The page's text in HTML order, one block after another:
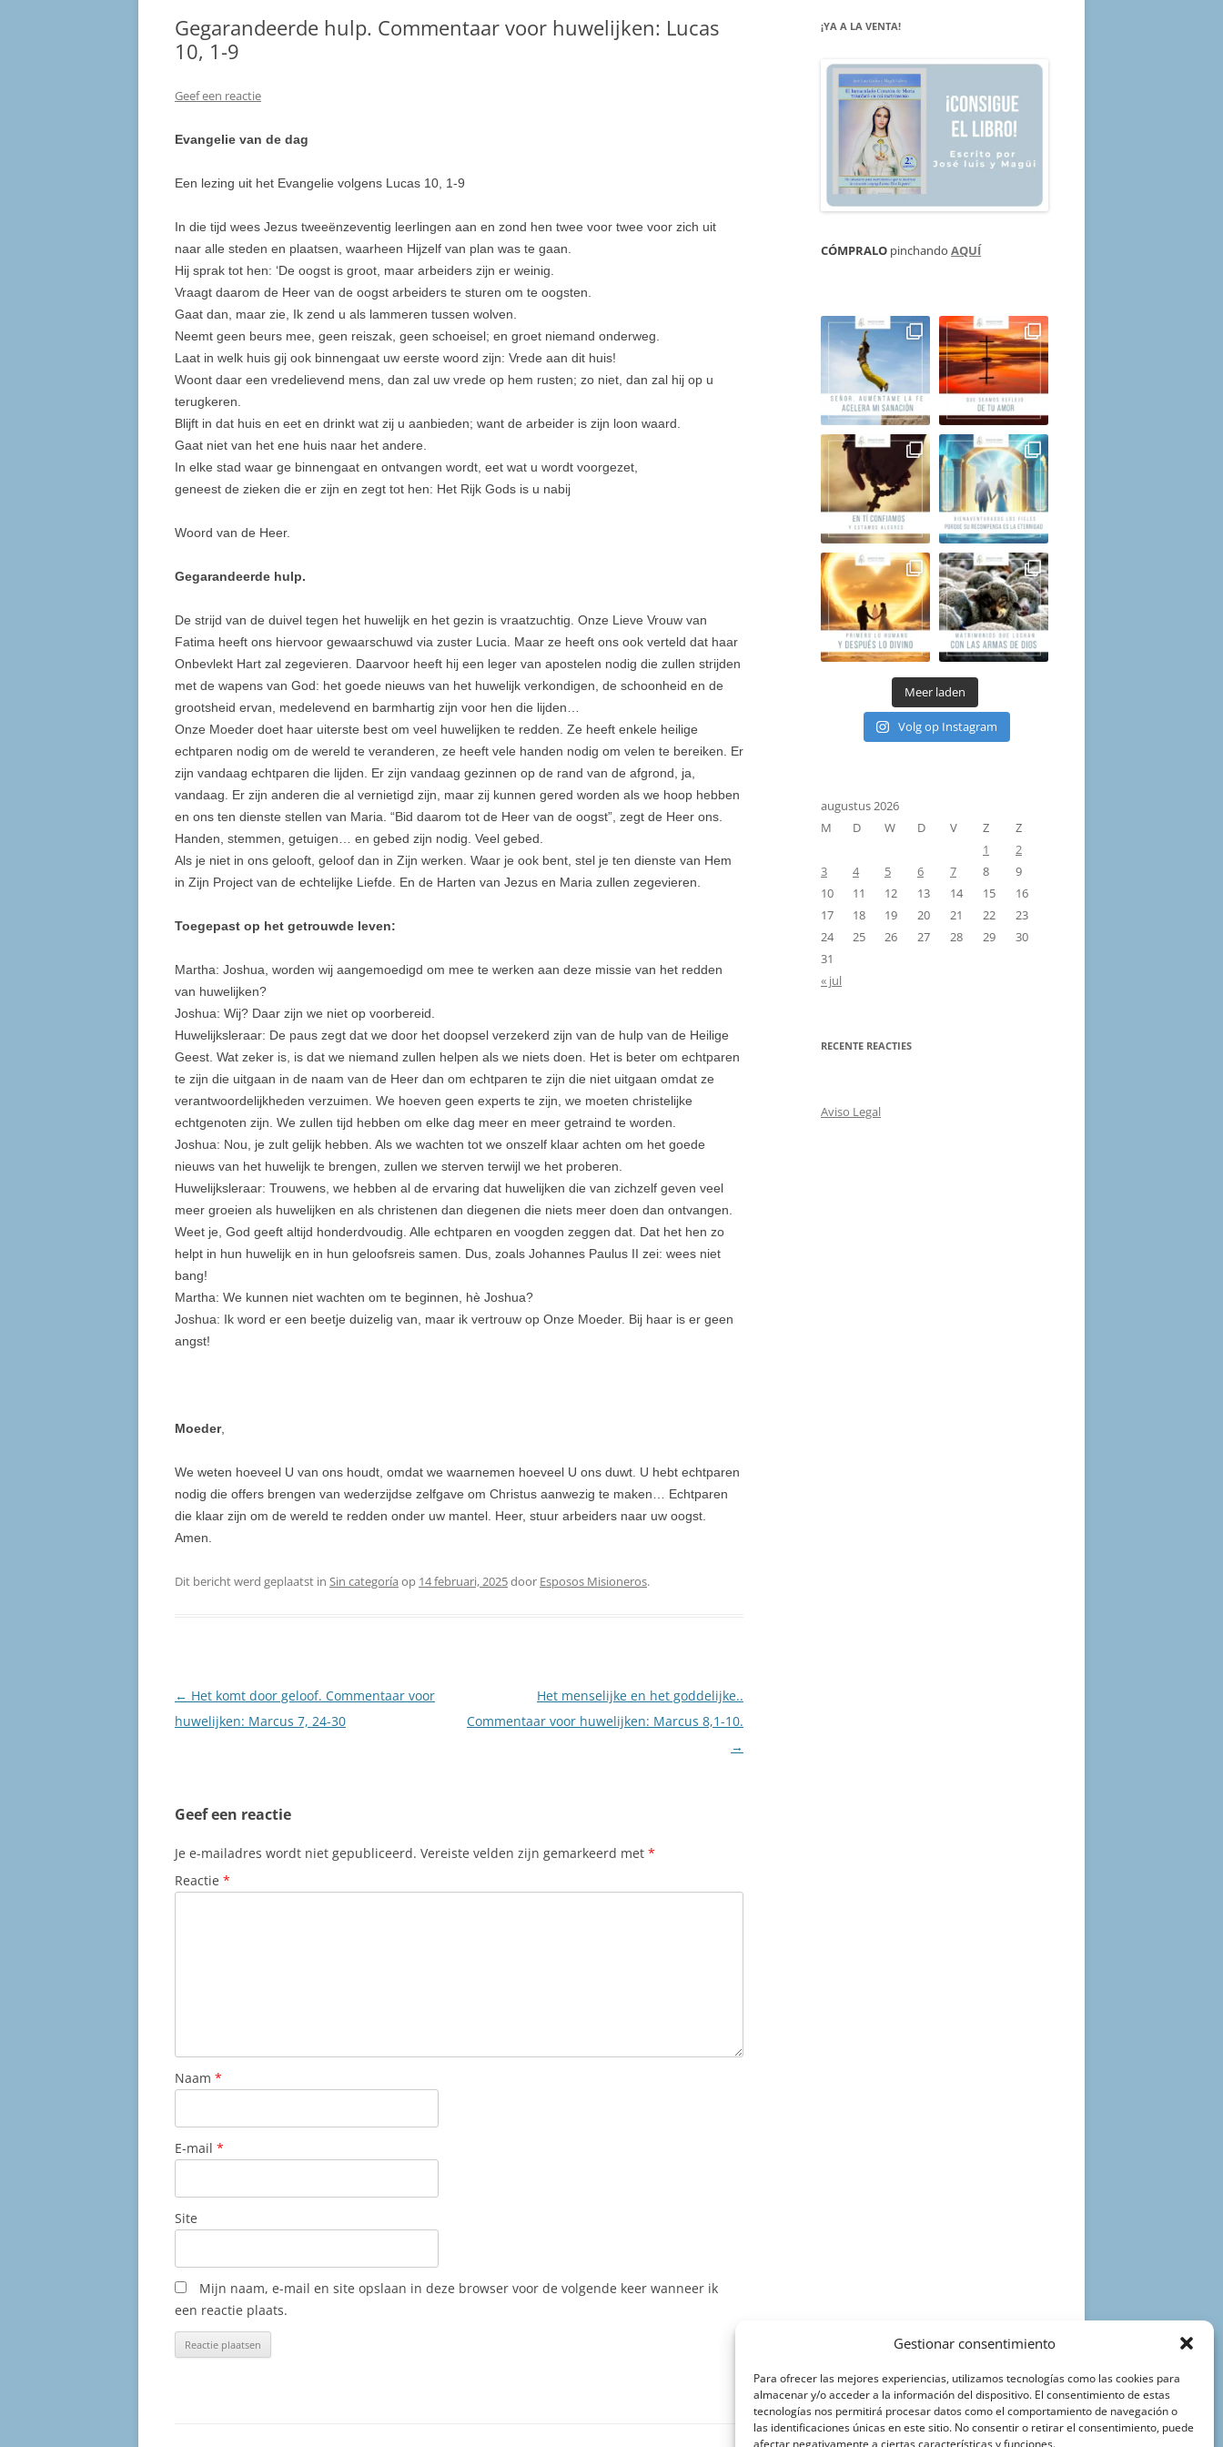
Gestionar consentimiento
Para ofrecer las mejores experiencias, utilizamos tecnologías como las cookies para
almacenar y/o acceder a la información del dispositivo. El consentimiento de estas
tecnologías nos permitirá procesar datos como el comportamiento de navegación o
las identificaciones únicas en este sitio. No consentir o retirar el consentimiento, puede
afectar negativamente a ciertas características y funciones.
Gegarandeerde hulp. Commentaar voor huwelijken: Lucas
10, 1-9
Geef een reactie
Evangelie van de dag
Een lezing uit het Evangelie volgens Lucas 10, 1-9
In die tijd wees Jezus tweeënzeventig leerlingen aan en zond hen twee voor twee voor zich uit
naar alle steden en plaatsen, waarheen Hijzelf van plan was te gaan.
Hij sprak tot hen: ‘De oogst is groot, maar arbeiders zijn er weinig.
Vraagt daarom de Heer van de oogst arbeiders te sturen om te oogsten.
Gaat dan, maar zie, Ik zend u als lammeren tussen wolven.
Neemt geen beurs mee, geen reiszak, geen schoeisel; en groet niemand onderweg.
Laat in welk huis gij ook binnengaat uw eerste woord zijn: Vrede aan dit huis!
Woont daar een vredelievend mens, dan zal uw vrede op hem rusten; zo niet, dan zal hij op u
terugkeren.
Blijft in dat huis en eet en drinkt wat zij u aanbieden; want de arbeider is zijn loon waard.
Gaat niet van het ene huis naar het andere.
In elke stad waar ge binnengaat en ontvangen wordt, eet wat u wordt voorgezet,
geneest de zieken die er zijn en zegt tot hen: Het Rijk Gods is u nabij
Woord van de Heer.
Gegarandeerde hulp.
De strijd van de duivel tegen het huwelijk en het gezin is vraatzuchtig. Onze Lieve Vrouw van
Fatima heeft ons hiervoor gewaarschuwd via zuster Lucia. Maar ze heeft ons ook verteld dat haar
Onbevlekt Hart zal zegevieren. Daarvoor heeft hij een leger van apostelen nodig die zullen strijden
met de wapens van God: het goede nieuws van het huwelijk verkondigen, de schoonheid en de
grootsheid ervan, medelevend en barmhartig zijn voor hen die lijden…
Onze Moeder doet haar uiterste best om veel huwelijken te redden. Ze heeft enkele heilige
echtparen nodig om de wereld te veranderen, ze heeft vele handen nodig om velen te bereiken. Er
zijn vandaag echtparen die lijden. Er zijn vandaag gezinnen op de rand van de afgrond, ja,
vandaag. Er zijn anderen die al vernietigd zijn, maar zij kunnen gered worden als we hoop hebben
en ons ten dienste stellen van Maria. “Bid daarom tot de Heer van de oogst”, zegt de Heer ons.
Handen, stemmen, getuigen… en gebed zijn nodig. Veel gebed.
Als je niet in ons gelooft, geloof dan in Zijn werken. Waar je ook bent, stel je ten dienste van Hem
in Zijn Project van de echtelijke Liefde. En de Harten van Jezus en Maria zullen zegevieren.
Toegepast op het getrouwde leven:
Martha: Joshua, worden wij aangemoedigd om mee te werken aan deze missie van het redden
van huwelijken?
Joshua: Wij? Daar zijn we niet op voorbereid.
Huwelijksleraar: De paus zegt dat we door het doopsel verzekerd zijn van de hulp van de Heilige
Geest. Wat zeker is, is dat we niemand zullen helpen als we niets doen. Het is beter om echtparen
te zijn die uitgaan in de naam van de Heer dan om echtparen te zijn die niet uitgaan omdat ze
verantwoordelijkheden verzuimen. We hoeven geen experts te zijn, we moeten christelijke
echtgenoten zijn. We zullen tijd hebben om elke dag meer en meer getraind te worden.
Joshua: Nou, je zult gelijk hebben. Als we wachten tot we onszelf klaar achten om het goede
nieuws van het huwelijk te brengen, zullen we sterven terwijl we het proberen.
Huwelijksleraar: Trouwens, we hebben al de ervaring dat huwelijken die van zichzelf geven veel
meer groeien als huwelijken en als christenen dan diegenen die niets meer doen dan ontvangen.
Weet je, God geeft altijd honderdvoudig. Alle echtparen en voogden zeggen dat. Dat het hen zo
helpt in hun huwelijk en in hun geloofsreis samen. Dus, zoals Johannes Paulus II zei: wees niet
bang!
Martha: We kunnen niet wachten om te beginnen, hè Joshua?
Joshua: Ik word er een beetje duizelig van, maar ik vertrouw op Onze Moeder. Bij haar is er geen
angst!
Moeder,
We weten hoeveel U van ons houdt, omdat we waarnemen hoeveel U ons duwt. U hebt echtparen
nodig die offers brengen van wederzijdse zelfgave om Christus aanwezig te maken… Echtparen
die klaar zijn om de wereld te redden onder uw mantel. Heer, stuur arbeiders naar uw oogst.
Amen.
Dit bericht werd geplaatst in Sin categoría op 14 februari, 2025door Esposos Misioneros.
Berichtnavigatie
← Het komt door geloof. Commentaar voor
huwelijken: Marcus 7, 24-30
Het menselijke en het goddelijke..
Commentaar voor huwelijken: Marcus 8,1-10.
→
Geef een reactie
Je e-mailadres wordt niet gepubliceerd. Vereiste velden zijn gemarkeerd met *
Reactie *
Naam *
E-mail *
Site
Mijn naam, e-mail en site opslaan in deze browser voor de volgende keer wanneer ik
een reactie plaats.
¡YA A LA VENTA!
CÓMPRALO pinchando AQUÍ
Meer laden
Volg op Instagram
augustus 2026
M
D W D V Z
Z
1
2
3
4 5 6 7 8
9
10
11 12 13 14 15
16
17
18 19 20 21 22
23
24
25 26 27 28 29
30
31
« jul
RECENTE REACTIES
Aviso Legal